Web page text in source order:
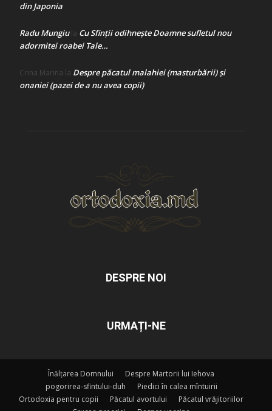
din Japonia
Radu Mungiula Cu Sfinții odihnește Doamne sufletul nou
adormitei roabei Tale…
Crina Marina la Despre păcatul malahiei (masturbării) şi
onaniei (pazei de a nu avea copii)
DESPRE NOI
URMAȚI-NE
Înălțarea Domnului
Despre Martorii lui Iehova
pogorirea-sfintului-duh
Piedici în calea mîntuirii
Ortodoxia pentru copii
Păcatul avortului
Păcatul vrăjitoriilor